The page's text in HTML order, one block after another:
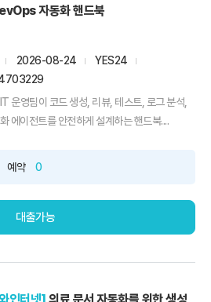
자동화 핸드북
2026-08-24
YES24
운영팀이 코드 생성, 리뷰, 테스트, 로그 분석,
에이전트를 안전하게 설계하는 핸드북....
예약 0
대출가능